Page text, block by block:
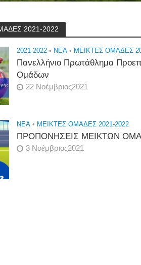
2021-2022
2021-2022 • NEA • ΜΕΙΚΤΕΣ ΟΜΑΔΕΣ
Πανελλήνιο Πρωτάθλημα
Ομάδων
22 Νοέμβριος2021
NEA • ΜΕΙΚΤΕΣ ΟΜΑΔΕΣ 2021-2022
ΠΡΟΠΟΝΗΣΕΙΣ ΜΕΙΚΤΩΝ
3 Νοέμβριος2021